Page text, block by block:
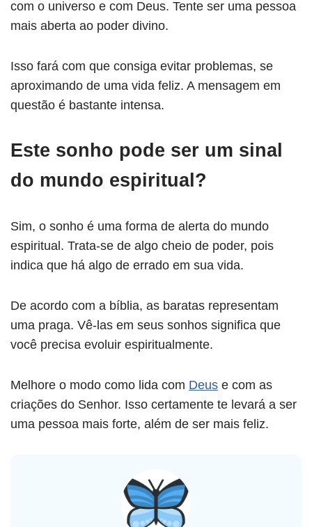
com o universo e com Deus. Tente ser uma pessoa
mais aberta ao poder divino.
Isso fará com que consiga evitar problemas, se
aproximando de uma vida feliz. A mensagem em
questão é bastante intensa.
Este sonho pode ser um sinal
do mundo espiritual?
Sim, o sonho é uma forma de alerta do mundo
espiritual. Trata-se de algo cheio de poder, pois
indica que há algo de errado em sua vida.
De acordo com a bíblia, as baratas representam
uma praga. Vê-las em seus sonhos significa que
você precisa evoluir espiritualmente.
Melhore o modo como lida com Deus e com as
criações do Senhor. Isso certamente te levará a ser
uma pessoa mais forte, além de ser mais feliz.